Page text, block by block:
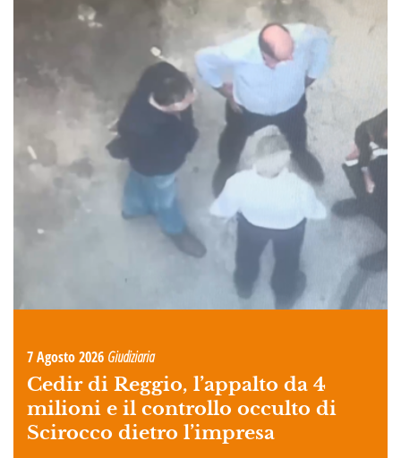
7 Agosto 2026 Giudiziaria
Cedir di Reggio, l’appalto da 4
milioni e il controllo occulto di
Scirocco dietro l’impresa